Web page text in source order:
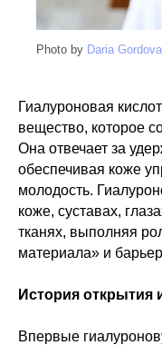
Photo by Daria Gordova
Гиалуроновая
вещество, которое
Она отвечает за
обеспечивая коже
молодость.
коже, суставах,
тканях, выполняя
материала» и
История
Впервые